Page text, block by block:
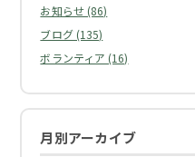
お知らせ (86)
ブログ (135)
ボランティア (16)
月別アーカイブ